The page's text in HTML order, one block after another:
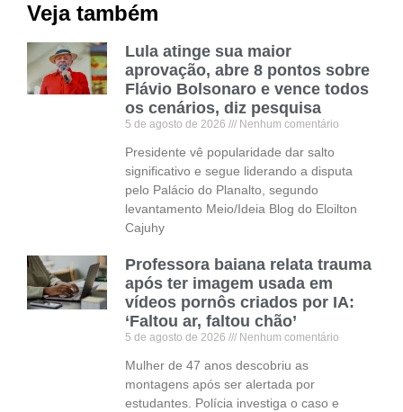
Veja também
Lula atinge sua maior
aprovação, abre 8 pontos sobre
Flávio Bolsonaro e vence todos
os cenários, diz pesquisa
5 de agosto de 2026 Nenhum comentário
Presidente vê popularidade dar salto
significativo e segue liderando a disputa
pelo Palácio do Planalto, segundo
levantamento Meio/Ideia Blog do Eloilton
Cajuhy
Professora baiana relata trauma
após ter imagem usada em
vídeos pornôs criados por IA:
‘Faltou ar, faltou chão’
5 de agosto de 2026 Nenhum comentário
Mulher de 47 anos descobriu as
montagens após ser alertada por
estudantes. Polícia investiga o caso e